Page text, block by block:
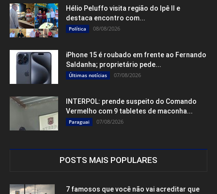
Hélio Peluffo visita região do Ipê II e
destaca encontro com...
Política 08/08/2026
iPhone 15 é roubado em frente ao Fernando
Saldanha; proprietário pede...
Últimas notícias 07/08/2026
INTERPOL: prende suspeito do Comando
Vermelho com 9 tabletes de maconha...
Paraguai 07/08/2026
POSTS MAIS POPULARES
7 famosos que você não vai acreditar que